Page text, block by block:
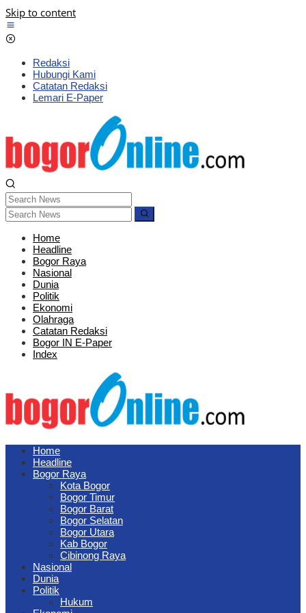
Skip to content
Redaksi
Hubungi Kami
Catatan Redaksi
Lemari E-Paper
Home
Headline
Bogor Raya
Nasional
Dunia
Politik
Ekonomi
Olahraga
Catatan Redaksi
Bogor IN E-Paper
Index
Home
Headline
Bogor Raya
Kota Bogor
Bogor Timur
Bogor Barat
Bogor Selatan
Bogor Utara
Kab Bogor
Cibinong Raya
Nasional
Dunia
Politik
Hukum